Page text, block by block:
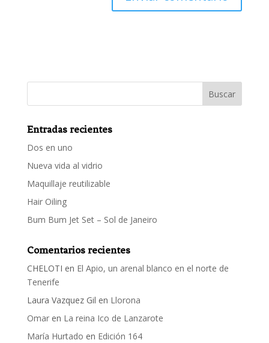
Entradas recientes
Dos en uno
Nueva vida al vidrio
Maquillaje reutilizable
Hair Oiling
Bum Bum Jet Set – Sol de Janeiro
Comentarios recientes
CHELOTI en El Apio, un arenal blanco en el norte de
Tenerife
Laura Vazquez Gil en Llorona
Omaren La reina Ico de Lanzarote
María Hurtado en Edición 164